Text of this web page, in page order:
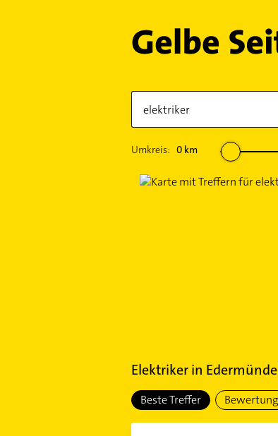
Umkreis: 0km
Elektrikerin Edermünde
Beste Treffer Bewertung